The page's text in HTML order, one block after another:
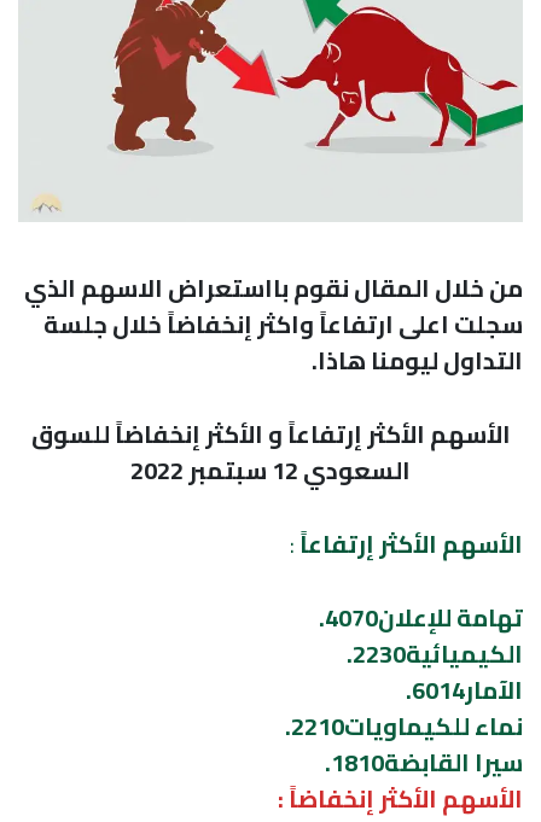
من خلال المقال نقوم بااستعراض الاسهم الذي
سجلت اعلى ارتفاعاً واكثر إنخفاضاً خلال جلسة
التداول ليومنا هاذا.
الأسهم الأكثر إرتفاعاً و الأكثر إنخفاضاً للسوق
السعودي 12 سبتمبر 2022
الأسهم الأكثر إرتفاعاً:
تهامة للإعلان4070.
الكيميائية2230.
الآمار6014.
نماء للكيماويات2210.
سيرا القابضة1810.
الأسهم الأكثر إنخفاضاً :